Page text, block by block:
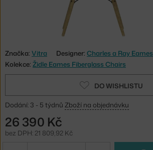
Značka: Vitra Designer: Charles a Ray Eames
Kolekce: Židle Eames Fiberglass Chairs
DO WISHLISTU
Dodání: 3 - 5 týdnů Zboží na objednávku
26 390 Kč
bez DPH: 21 809,92 Kč